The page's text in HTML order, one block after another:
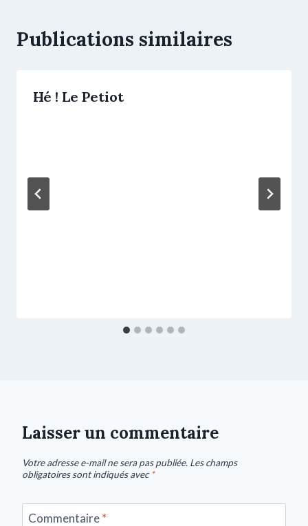
Publications similaires
Hé ! Le Petiot
Laisser un commentaire
Votre adresse e-mail ne sera pas publiée. Les champs
obligatoires sont indiqués avec*
Commentaire*